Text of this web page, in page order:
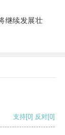
继续发展壮
支持[0] 反对[0]